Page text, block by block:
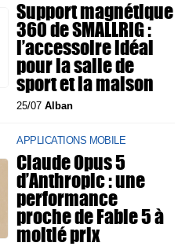
Support magnétique
360 de SMALLRIG :
l’accessoire idéal
pour la salle de
sport et la maison
25/07Alban
APPLICATIONS MOBILE
Claude Opus 5
d’Anthropic : une
performance
proche de Fable 5 à
moitié prix